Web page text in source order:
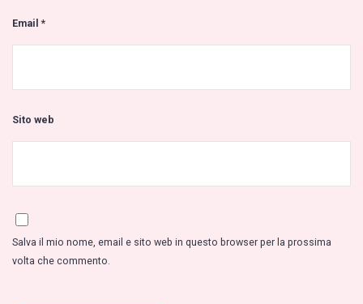
Email*
Sito web
Salva il mio nome, email e sito web in questo browser per la prossima
volta che commento.